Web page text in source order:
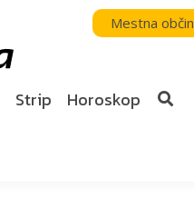
Mestna
Strip Horoskop